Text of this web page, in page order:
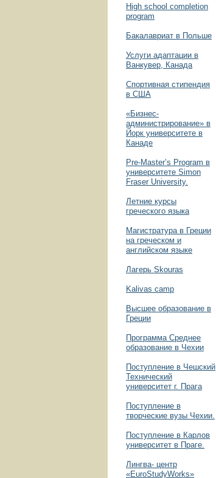
High school completion
program
Бакалавриат в Польше
Услуги адаптации в
Ванкувер, Канада
Спортивная стипендия
в США
«Бизнес­
администрирование» в
Йорк университете в
Канаде
Pre-Master’s Program в
университете Simon
Fraser University.
Летние курсы
греческого языка
Магистратура в Греции
на греческом и
английском языке
Лагерь Skouras
Kalivas camp
Высшее образование в
Греции
Программа Среднее
образование в Чехии
Поступление в Чешский
Технический
университет г. Прага
Поступление в
творческие вузы Чехии.
Поступление в Карлов
университет в Праге.
Лингва- центр
«EuroStudyWorks»